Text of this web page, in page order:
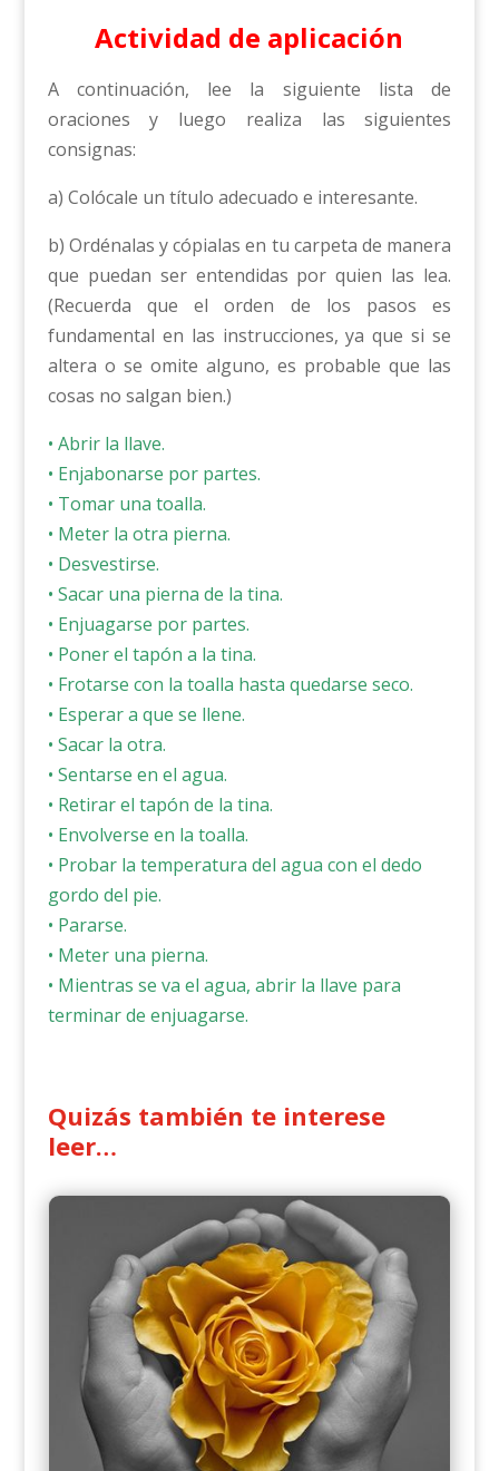
Actividad de aplicación
A continuación, lee la siguiente lista de
oraciones y luego realiza las siguientes
consignas:
a) Colócale un título adecuado e interesante.
b) Ordénalas y cópialas en tu carpeta de manera
que puedan ser entendidas por quien las lea.
(Recuerda que el orden de los pasos es
fundamental en las instrucciones, ya que si se
altera o se omite alguno, es probable que las
cosas no salgan bien.)
• Abrir la llave.
• Enjabonarse por partes.
• Tomar una toalla.
• Meter la otra pierna.
• Desvestirse.
• Sacar una pierna de la tina.
• Enjuagarse por partes.
• Poner el tapón a la tina.
• Frotarse con la toalla hasta quedarse seco.
• Esperar a que se llene.
• Sacar la otra.
• Sentarse en el agua.
• Retirar el tapón de la tina.
• Envolverse en la toalla.
• Probar la temperatura del agua con el dedo
gordo del pie.
• Pararse.
• Meter una pierna.
• Mientras se va el agua, abrir la llave para
terminar de enjuagarse.
Quizás también te interese
leer…